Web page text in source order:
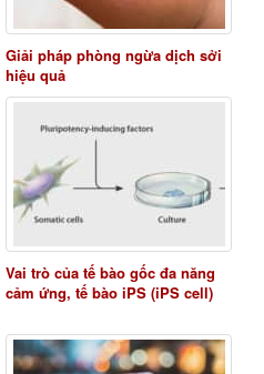
Giải pháp phòng ngừa dịch sởi
hiệu quả
Vai trò của tế bào gốc đa năng
cảm ứng, tế bào iPS (iPS cell)